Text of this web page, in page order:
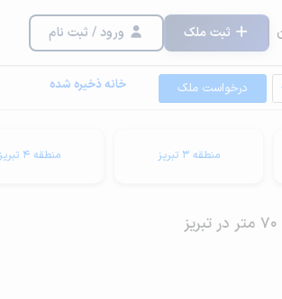
ثبت ملک ورود / ثبت نام
درخواست ملک خانه ذخیره شده
منطقه 3 تبریز منطقه 4 تبریز